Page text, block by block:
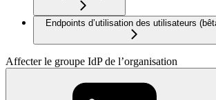
Endpoints d’utilisation des utilisateurs
Affecter le groupe IdP de l’organisation